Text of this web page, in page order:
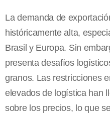
La demanda de
históricamente alta,
Brasil y Europa. Sin
presenta desafíos
granos. Las restricciones
elevados de logística han
sobre los precios, lo que